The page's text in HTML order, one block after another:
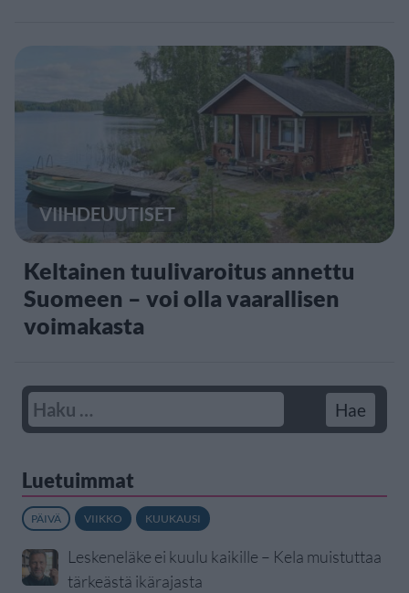
VIIHDEUUTISET
Keltainen tuulivaroitus annettu
Suomeen – voi olla vaarallisen
voimakasta
Luetuimmat
PÄIVÄ VIIKKO KUUKAUSI
Leskeneläke ei kuulu kaikille – Kela muistuttaa
tärkeästä ikärajasta